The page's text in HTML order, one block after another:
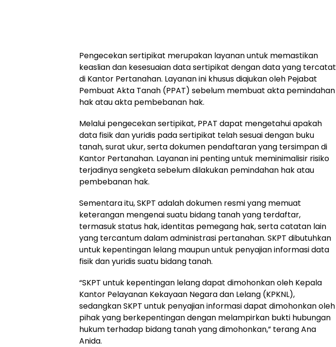
Pengecekan sertipikat merupakan layanan untuk memastikan
keaslian dan kesesuaian data sertipikat dengan data yang tercatat
di Kantor Pertanahan. Layanan ini khusus diajukan oleh Pejabat
Pembuat Akta Tanah (PPAT) sebelum membuat akta pemindahan
hak atau akta pembebanan hak.
Melalui pengecekan sertipikat, PPAT dapat mengetahui apakah
data fisik dan yuridis pada sertipikat telah sesuai dengan buku
tanah, surat ukur, serta dokumen pendaftaran yang tersimpan di
Kantor Pertanahan. Layanan ini penting untuk meminimalisir risiko
terjadinya sengketa sebelum dilakukan pemindahan hak atau
pembebanan hak.
Sementara itu, SKPT adalah dokumen resmi yang memuat
keterangan mengenai suatu bidang tanah yang terdaftar,
termasuk status hak, identitas pemegang hak, serta catatan lain
yang tercantum dalam administrasi pertanahan. SKPT dibutuhkan
untuk kepentingan lelang maupun untuk penyajian informasi data
fisik dan yuridis suatu bidang tanah.
“SKPT untuk kepentingan lelang dapat dimohonkan oleh Kepala
Kantor Pelayanan Kekayaan Negara dan Lelang (KPKNL),
sedangkan SKPT untuk penyajian informasi dapat dimohonkan oleh
pihak yang berkepentingan dengan melampirkan bukti hubungan
hukum terhadap bidang tanah yang dimohonkan,” terang Ana
Anida.